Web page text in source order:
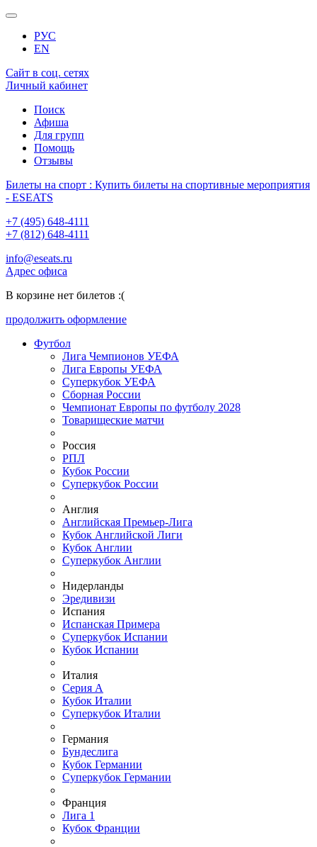
РУС
EN
Сайт в соц. сетях
Личный кабинет
Поиск
Афиша
Для групп
Помощь
Отзывы
Билеты на спорт : Купить билеты на спортивные мероприятия
- ESEATS
+7 (495) 648-4111
+7 (812) 648-4111
info@eseats.ru
Адрес офиса
В корзине нет билетов :(
продолжить оформление
Футбол
Лига Чемпионов УЕФА
Лига Европы УЕФА
Суперкубок УЕФА
Сборная России
Чемпионат Европы по футболу 2028
Товарищеские матчи
Россия
РПЛ
Кубок России
Суперкубок России
Англия
Английская Премьер-Лига
Кубок Английской Лиги
Кубок Англии
Суперкубок Англии
Нидерланды
Эредивизи
Испания
Испанская Примера
Суперкубок Испании
Кубок Испании
Италия
Серия А
Кубок Италии
Суперкубок Италии
Германия
Бундеслига
Кубок Германии
Суперкубок Германии
Франция
Лига 1
Кубок Франции